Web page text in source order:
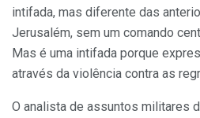
intifada, mas diferente das
Jerusalém, sem um comando
Mas é uma intifada porque
através da violência contra as
O analista de assuntos militares